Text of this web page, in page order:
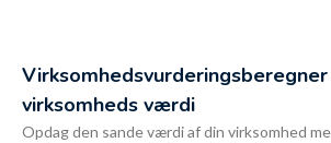
virksomheds værdi
Opdag den sande værdi af din virksomhed